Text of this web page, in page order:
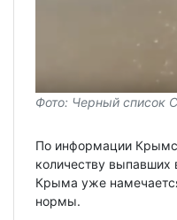
Фото: Черный список
По информации
количеству выпавших
Крыма уже
нормы.